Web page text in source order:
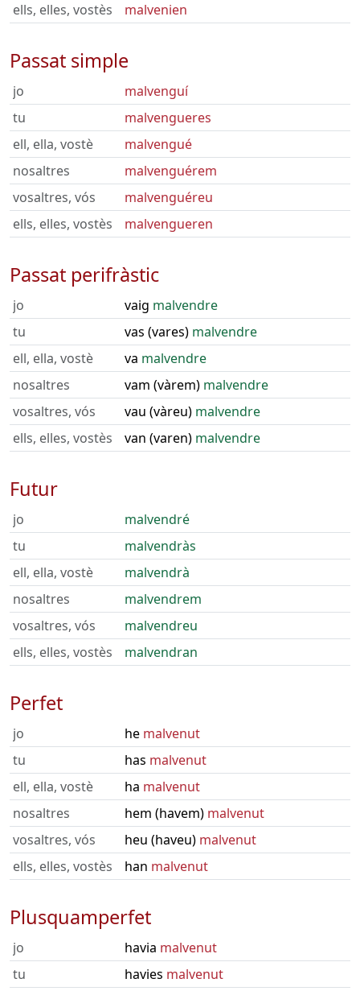
ells, elles, vostès
malvenien
Passat simple
jo
malvenguí
tu
malvengueres
ell, ella, vostè
malvengué
nosaltres
malvenguérem
vosaltres, vós
malvenguéreu
ells, elles, vostès
malvengueren
Passat perifràstic
jo vaig malvendre
tu
vas (vares) malvendre
ell, ella, vostè
va malvendre
nosaltres
vam (vàrem) malvendre
vosaltres, vós
vau (vàreu) malvendre
ells, elles, vostès
van (varen) malvendre
Futur
jo
malvendré
tu
malvendràs
ell, ella, vostè
malvendrà
nosaltres
malvendrem
vosaltres, vós
malvendreu
ells, elles, vostès
malvendran
Perfet
jo he malvenut
tu
has malvenut
ell, ella, vostè
ha malvenut
nosaltres
hem (havem) malvenut
vosaltres, vós
heu (haveu) malvenut
ells, elles, vostès
han malvenut
Plusquamperfet
jo havia malvenut
tu
havies malvenut